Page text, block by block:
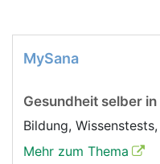
MySana
Gesundheit selber
Bildung,
Mehr zum Thema